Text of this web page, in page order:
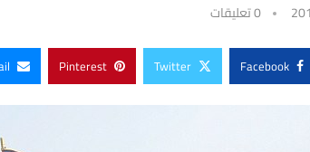
0 تعليقات
Facebook
Twitter
Pinterest